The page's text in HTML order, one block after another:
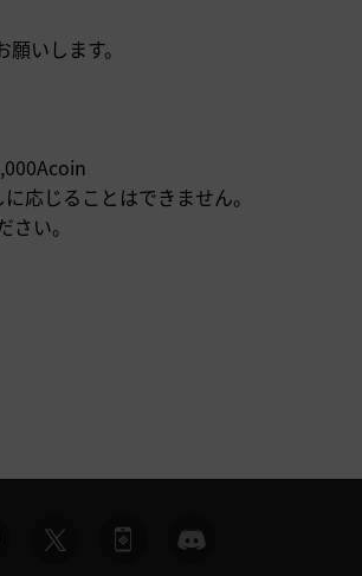
いします。
応じることはできません。
い。